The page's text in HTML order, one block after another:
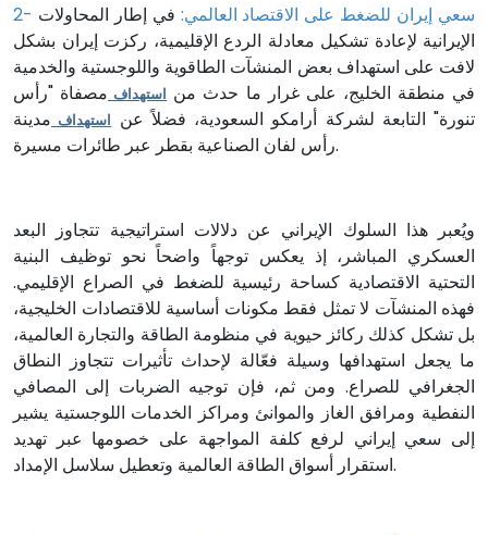
2- سعي إيران للضغط على الاقتصاد العالمي: في إطار المحاولات
الإيرانية لإعادة تشكيل معادلة الردع الإقليمية، ركزت إيران بشكل
لافت على استهداف بعض المنشآت الطاقوية واللوجستية والخدمية
في منطقة الخليج، على غرار ما حدث من استهداف مصفاة "رأس
تنورة" التابعة لشركة أرامكو السعودية، فضلاً عن استهداف مدينة
رأس لفان الصناعية بقطر عبر طائرات مسيرة.
ويُعبر هذا السلوك الإيراني عن دلالات استراتيجية تتجاوز البعد
العسكري المباشر، إذ يعكس توجهاً واضحاً نحو توظيف البنية
التحتية الاقتصادية كساحة رئيسية للضغط في الصراع الإقليمي.
فهذه المنشآت لا تمثل فقط مكونات أساسية للاقتصادات الخليجية،
بل تشكل كذلك ركائز حيوية في منظومة الطاقة والتجارة العالمية،
ما يجعل استهدافها وسيلة فعّالة لإحداث تأثيرات تتجاوز النطاق
الجغرافي للصراع. ومن ثم، فإن توجيه الضربات إلى المصافي
النفطية ومرافق الغاز والموانئ ومراكز الخدمات اللوجستية يشير
إلى سعي إيراني لرفع كلفة المواجهة على خصومها عبر تهديد
استقرار أسواق الطاقة العالمية وتعطيل سلاسل الإمداد.